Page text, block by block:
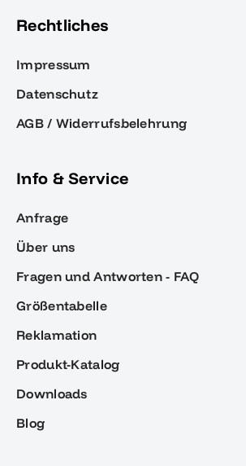
Rechtliches
Impressum
Datenschutz
AGB / Widerrufsbelehrung
Info & Service
Anfrage
Über uns
Fragen und Antworten - FAQ
Größentabelle
Reklamation
Produkt-Katalog
Downloads
Blog